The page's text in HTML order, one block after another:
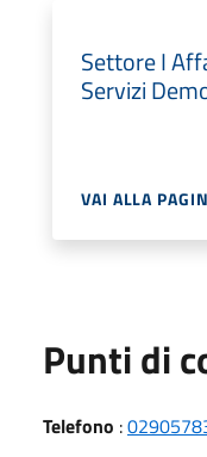
Settore I
Servizi
VAI ALLA
Punti di
Telefono :